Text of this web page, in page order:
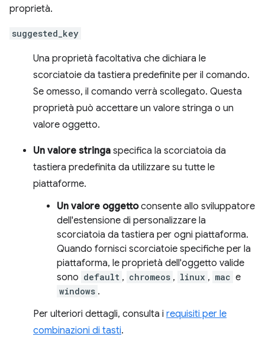
proprietà.
suggested_key
Una proprietà facoltativa che dichiara le
scorciatoie da tastiera predefinite per il comando.
Se omesso, il comando verrà scollegato. Questa
proprietà può accettare un valore stringa o un
valore oggetto.
Un valore stringa specifica la scorciatoia da
tastiera predefinita da utilizzare su tutte le
piattaforme.
Un valore oggettoconsente allo sviluppatore
dell'estensione di personalizzare la
scorciatoia da tastiera per ogni piattaforma.
Quando fornisci scorciatoie specifiche per la
piattaforma, le proprietà dell'oggetto valide
sono default , chromeos , linux , mac e
windows .
Per ulteriori dettagli, consulta i requisiti per le
combinazioni di tasti.